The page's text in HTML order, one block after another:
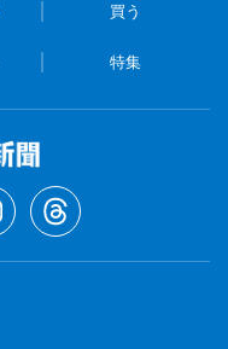
買う
特集